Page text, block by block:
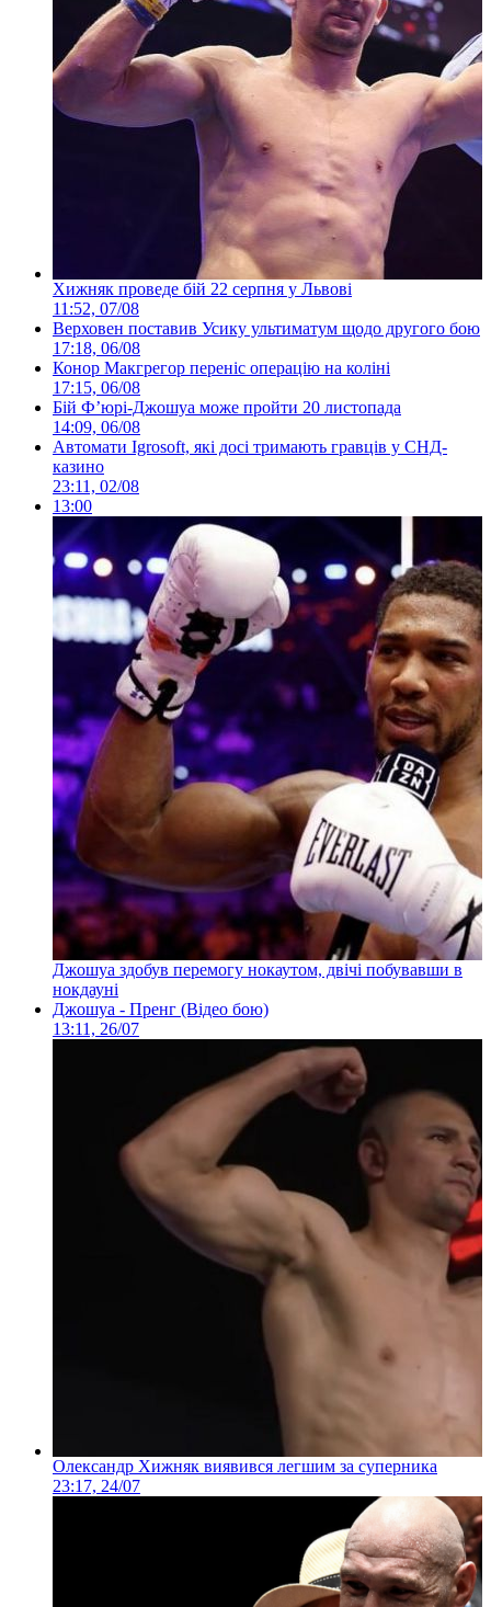
Хижняк проведе бій 22 серпня у Львові
11:52, 07/08
Верховен поставив Усику ультиматум щодо другого бою
17:18, 06/08
Конор Макгрегор переніс операцію на коліні
17:15, 06/08
Бій Ф’юрі-Джошуа може пройти 20 листопада
14:09, 06/08
Автомати Igrosoft, які досі тримають гравців у СНД-
казино
23:11, 02/08
13:00
Джошуа здобув перемогу нокаутом, двічі побувавши в
нокдауні
Джошуа - Пренг (Відео бою)
13:11, 26/07
Олександр Хижняк виявився легшим за суперника
23:17, 24/07